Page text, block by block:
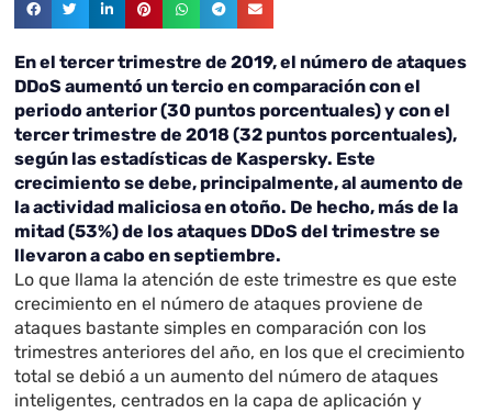
En el tercer trimestre de 2019, el número de ataques
DDoS aumentó un tercio en comparación con el
periodo anterior (30 puntos porcentuales) y con el
tercer trimestre de 2018 (32 puntos porcentuales),
según las estadísticas de Kaspersky. Este
crecimiento se debe, principalmente, al aumento de
la actividad maliciosa en otoño. De hecho, más de la
mitad (53%) de los ataques DDoS del trimestre se
llevaron a cabo en septiembre.
Lo que llama la atención de este trimestre es que este
crecimiento en el número de ataques proviene de
ataques bastante simples en comparación con los
trimestres anteriores del año, en los que el crecimiento
total se debió a un aumento del número de ataques
inteligentes, centrados en la capa de aplicación y